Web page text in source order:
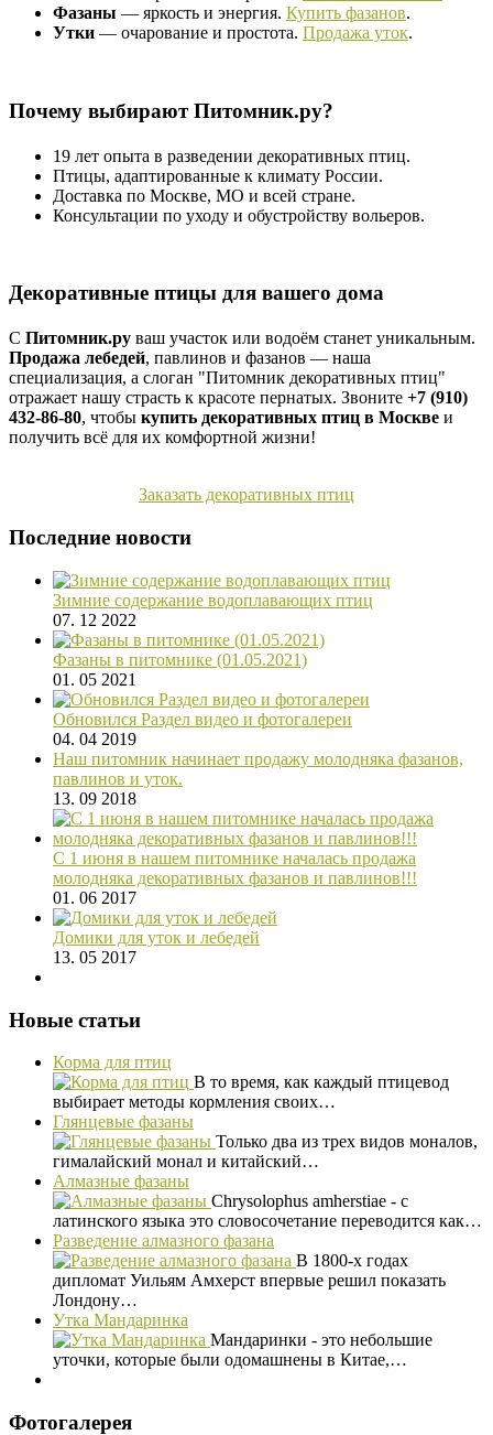
Фазаны — яркость и энергия. Купить фазанов.
Утки — очарование и простота. Продажа уток.
Почему выбирают Питомник.ру?
19 лет опыта в разведении декоративных птиц.
Птицы, адаптированные к климату России.
Доставка по Москве, МО и всей стране.
Консультации по уходу и обустройству вольеров.
Декоративные птицы для вашего дома
С Питомник.ру ваш участок или водоём станет уникальным.
Продажа лебедей, павлинов и фазанов — наша
специализация, а слоган "Питомник декоративных птиц"
отражает нашу страсть к красоте пернатых. Звоните +7 (910)
432-86-80, чтобы купить декоративных птиц в Москве и
получить всё для их комфортной жизни!
Заказать декоративных птиц
Последние новости
Зимние содержание водоплавающих птиц
07. 12 2022
Фазаны в питомнике (01.05.2021)
01. 05 2021
Обновился Раздел видео и фотогалереи
04. 04 2019
Наш питомник начинает продажу молодняка фазанов,
павлинов и уток.
13. 09 2018
С 1 июня в нашем питомнике началась продажа
молодняка декоративных фазанов и павлинов!!!
01. 06 2017
Домики для уток и лебедей
13. 05 2017
Новые статьи
Корма для птиц
В то время, как каждый птицевод
выбирает методы кормления своих…
Глянцевые фазаны
Только два из трех видов моналов,
гималайский монал и китайский…
Алмазные фазаны
Chrysolophus amherstiae - с
латинского языка это словосочетание переводится как…
Разведение алмазного фазана
В 1800-х годах
дипломат Уильям Амхерст впервые решил показать
Лондону…
Утка Мандаринка
Мандаринки - это небольшие
уточки, которые были одомашнены в Китае,…
Фотогалерея